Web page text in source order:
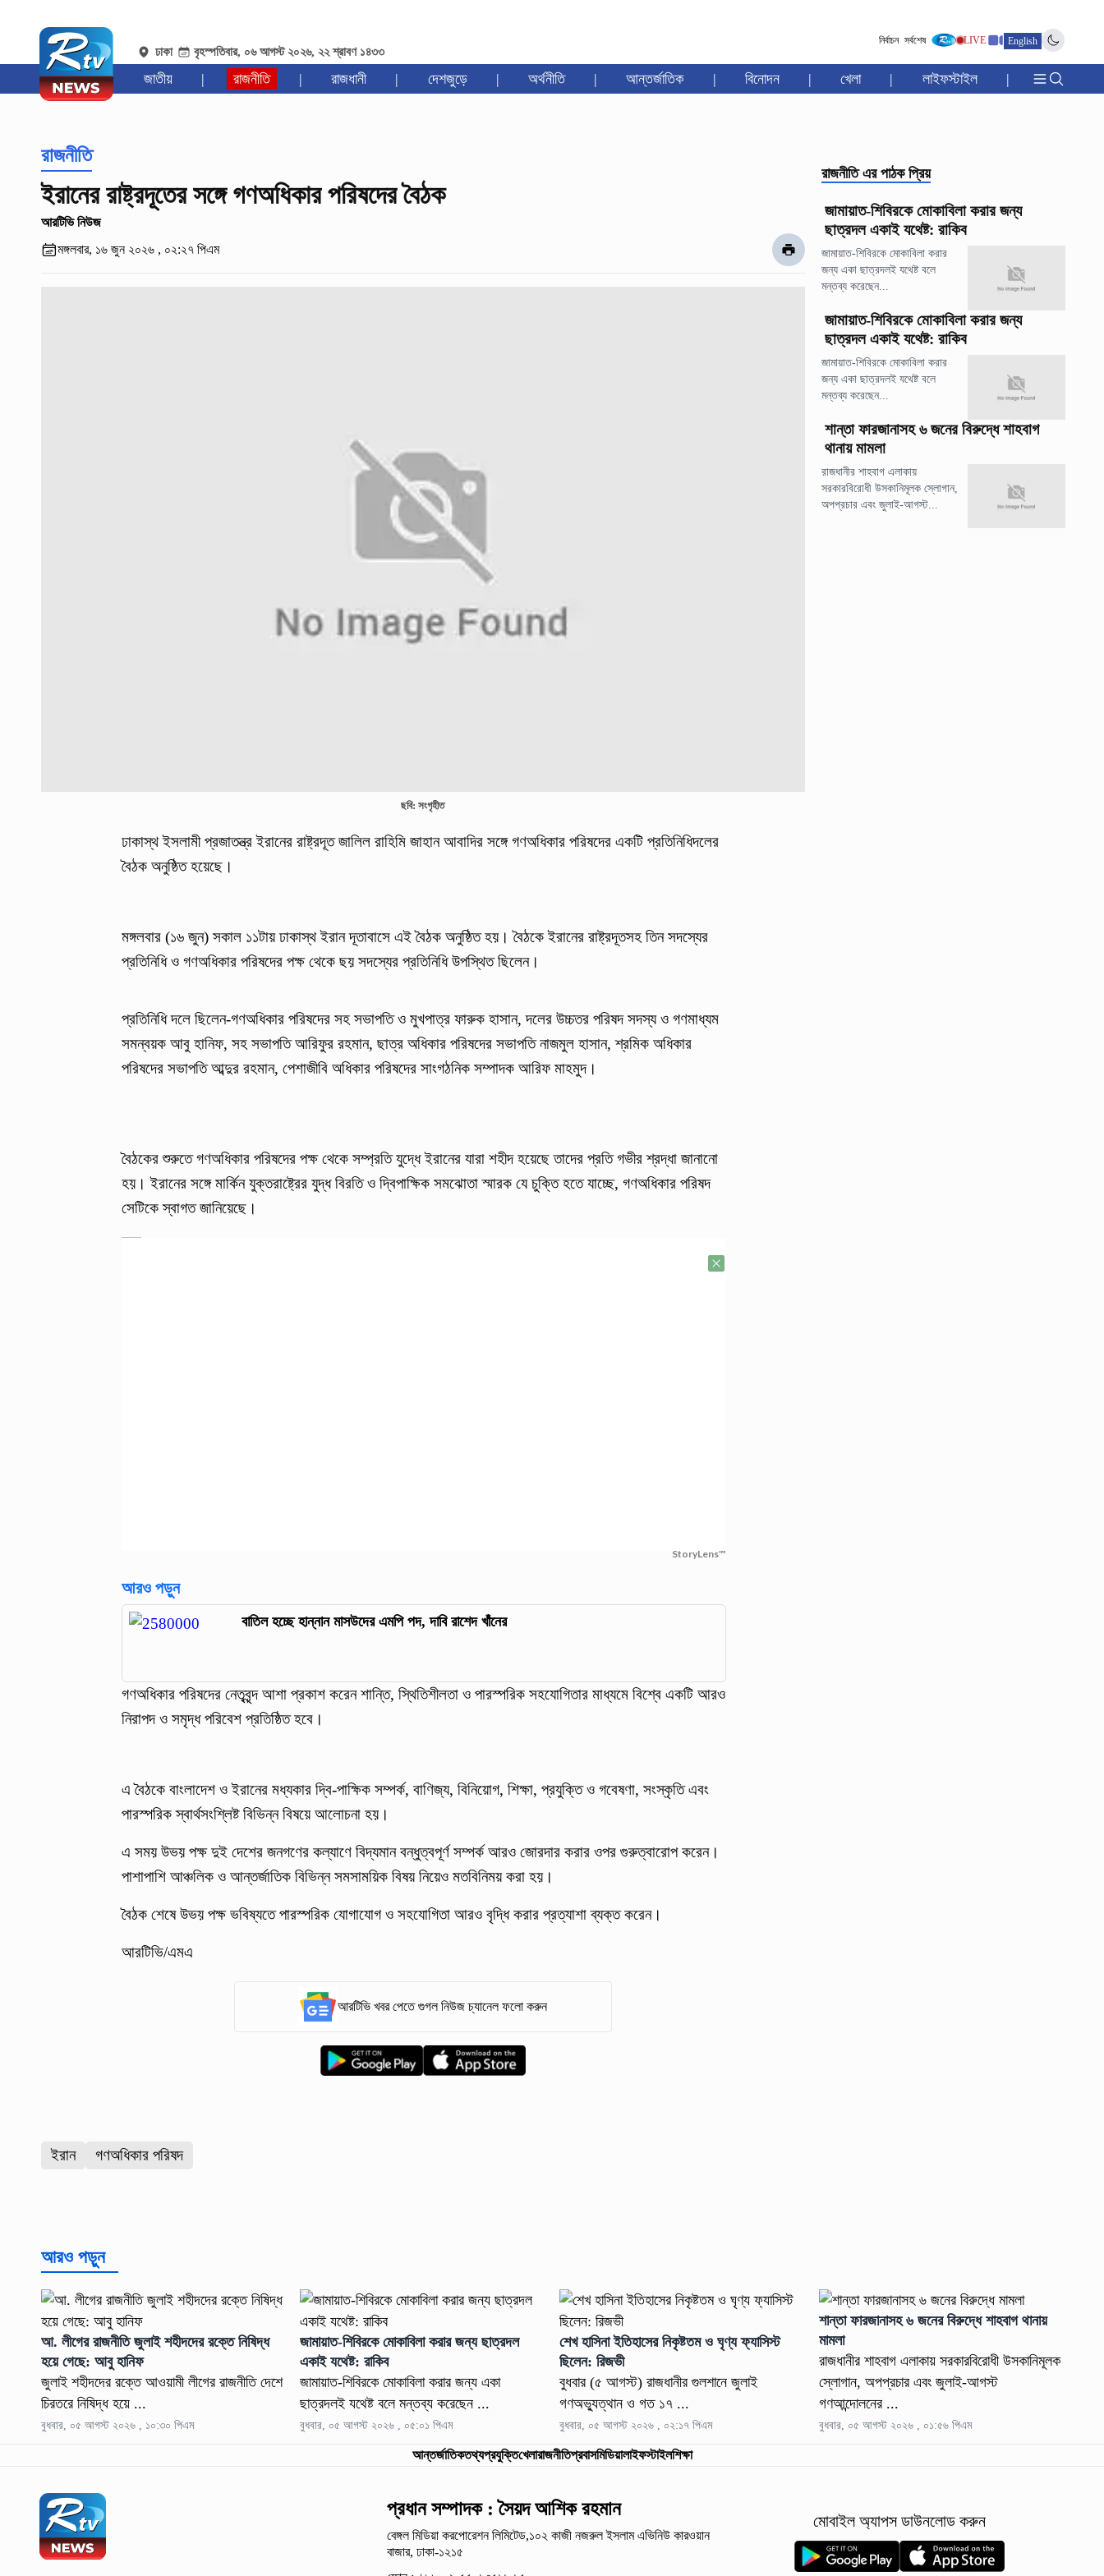
ঢাকা বৃহস্পতিবার, ০৬ আগস্ট ২০২৬, ২২ শ্রাবণ ১৪৩৩
নির্বাচন সর্বশেষ LIVE English
জাতীয় | রাজনীতি | রাজধানী | দেশজুড়ে | অর্থনীতি | আন্তর্জাতিক | বিনোদন | খেলা | লাইফস্টাইল |
রাজনীতি
ইরানের রাষ্ট্রদূতের সঙ্গে গণঅধিকার পরিষদের বৈঠক
আরটিভি নিউজ
মঙ্গলবার, ১৬ জুন ২০২৬ , ০২:২৭ পিএম
ছবি: সংগৃহীত
ঢাকাস্থ ইসলামী প্রজাতন্ত্র ইরানের রাষ্ট্রদূত জালিল রাহিমি জাহান আবাদির সঙ্গে গণঅধিকার পরিষদের একটি প্রতিনিধিদলের
বৈঠক অনুষ্ঠিত হয়েছে।
মঙ্গলবার (১৬ জুন) সকাল ১১টায় ঢাকাস্থ ইরান দূতাবাসে এই বৈঠক অনুষ্ঠিত হয়। বৈঠকে ইরানের রাষ্ট্রদূতসহ তিন সদস্যের
প্রতিনিধি ও গণঅধিকার পরিষদের পক্ষ থেকে ছয় সদস্যের প্রতিনিধি উপস্থিত ছিলেন।
প্রতিনিধি দলে ছিলেন-গণঅধিকার পরিষদের সহ সভাপতি ও মুখপাত্র ফারুক হাসান, দলের উচ্চতর পরিষদ সদস্য ও গণমাধ্যম
সমন্বয়ক আবু হানিফ, সহ সভাপতি আরিফুর রহমান, ছাত্র অধিকার পরিষদের সভাপতি নাজমুল হাসান, শ্রমিক অধিকার
পরিষদের সভাপতি আব্দুর রহমান, পেশাজীবি অধিকার পরিষদের সাংগঠনিক সম্পাদক আরিফ মাহমুদ।
বৈঠকের শুরুতে গণঅধিকার পরিষদের পক্ষ থেকে সম্প্রতি যুদ্ধে ইরানের যারা শহীদ হয়েছে তাদের প্রতি গভীর শ্রদ্ধা জানানো
হয়। ইরানের সঙ্গে মার্কিন যুক্তরাষ্ট্রের যুদ্ধ বিরতি ও দ্বিপাক্ষিক সমঝোতা স্মারক যে চুক্তি হতে যাচ্ছে, গণঅধিকার পরিষদ
সেটিকে স্বাগত জানিয়েছে।
StoryLens™
আরও পড়ুন
বাতিল হচ্ছে হান্নান মাসউদের এমপি পদ, দাবি রাশেদ খাঁনের
গণঅধিকার পরিষদের নেতৃবৃন্দ আশা প্রকাশ করেন শান্তি, স্থিতিশীলতা ও পারস্পরিক সহযোগিতার মাধ্যমে বিশ্বে একটি আরও
নিরাপদ ও সমৃদ্ধ পরিবেশ প্রতিষ্ঠিত হবে।
এ বৈঠকে বাংলাদেশ ও ইরানের মধ্যকার দ্বি-পাক্ষিক সম্পর্ক, বাণিজ্য, বিনিয়োগ, শিক্ষা, প্রযুক্তি ও গবেষণা, সংস্কৃতি এবং
পারস্পরিক স্বার্থসংশ্লিষ্ট বিভিন্ন বিষয়ে আলোচনা হয়।
এ সময় উভয় পক্ষ দুই দেশের জনগণের কল্যাণে বিদ্যমান বন্ধুত্বপূর্ণ সম্পর্ক আরও জোরদার করার ওপর গুরুত্বারোপ করেন।
পাশাপাশি আঞ্চলিক ও আন্তর্জাতিক বিভিন্ন সমসাময়িক বিষয় নিয়েও মতবিনিময় করা হয়।
বৈঠক শেষে উভয় পক্ষ ভবিষ্যতে পারস্পরিক যোগাযোগ ও সহযোগিতা আরও বৃদ্ধি করার প্রত্যাশা ব্যক্ত করেন।
আরটিভি/এমএ
আরটিভি খবর পেতে গুগল নিউজ চ্যানেল ফলো করুন
ইরান গণঅধিকার পরিষদ
রাজনীতি এর পাঠক প্রিয়
জামায়াত-শিবিরকে মোকাবিলা করার জন্য
ছাত্রদল একাই যথেষ্ট: রাকিব
জামায়াত-শিবিরকে মোকাবিলা করার
জন্য একা ছাত্রদলই যথেষ্ট বলে
মন্তব্য করেছেন...
জামায়াত-শিবিরকে মোকাবিলা করার জন্য
ছাত্রদল একাই যথেষ্ট: রাকিব
জামায়াত-শিবিরকে মোকাবিলা করার
জন্য একা ছাত্রদলই যথেষ্ট বলে
মন্তব্য করেছেন...
শান্তা ফারজানাসহ ৬ জনের বিরুদ্ধে শাহবাগ
থানায় মামলা
রাজধানীর শাহবাগ এলাকায়
সরকারবিরোধী উসকানিমূলক স্লোগান,
অপপ্রচার এবং জুলাই-আগস্ট...
আরও পড়ুন
আ. লীগের রাজনীতি জুলাই শহীদদের রক্তে নিষিদ্ধ
হয়ে গেছে: আবু হানিফ
জুলাই শহীদদের রক্তে আওয়ামী লীগের রাজনীতি দেশে
চিরতরে নিষিদ্ধ হয়ে ...
বুধবার, ০৫ আগস্ট ২০২৬ , ১০:৩০ পিএম
জামায়াত-শিবিরকে মোকাবিলা করার জন্য ছাত্রদল
একাই যথেষ্ট: রাকিব
জামায়াত-শিবিরকে মোকাবিলা করার জন্য একা
ছাত্রদলই যথেষ্ট বলে মন্তব্য করেছেন ...
বুধবার, ০৫ আগস্ট ২০২৬ , ০৫:০১ পিএম
শেখ হাসিনা ইতিহাসের নিকৃষ্টতম ও ঘৃণ্য ফ্যাসিস্ট
ছিলেন: রিজভী
বুধবার (৫ আগস্ট) রাজধানীর গুলশানে জুলাই
গণঅভ্যুত্থান ও গত ১৭ ...
বুধবার, ০৫ আগস্ট ২০২৬ , ০২:১৭ পিএম
শান্তা ফারজানাসহ ৬ জনের বিরুদ্ধে শাহবাগ থানায়
মামলা
রাজধানীর শাহবাগ এলাকায় সরকারবিরোধী উসকানিমূলক
স্লোগান, অপপ্রচার এবং জুলাই-আগস্ট
গণআন্দোলনের ...
বুধবার, ০৫ আগস্ট ২০২৬ , ০১:৫৬ পিএম
আন্তর্জাতিকতথ্যপ্রযুক্তিখেলারাজনীতিপ্রবাসমিডিয়ালাইফস্টাইলশিক্ষা
প্রধান সম্পাদক : সৈয়দ আশিক রহমান
বেঙ্গল মিডিয়া করপোরেশন লিমিটেড,১০২ কাজী নজরুল ইসলামএভিনিউ কারওয়ান
বাজার, ঢাকা-১২১৫
মোবাইল অ্যাপস ডাউনলোড করুন